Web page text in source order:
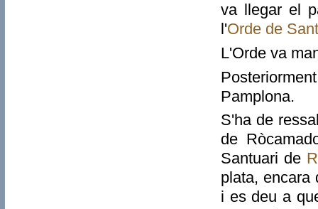
va llegar el
l'Orde de
L'Orde va
Pamplona.
S'ha de
de
Santuari de
plata, encara
i es deu a